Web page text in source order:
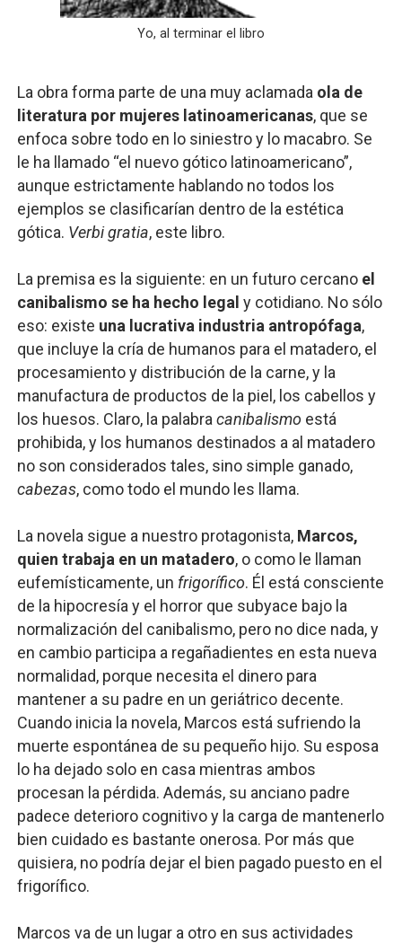
Yo, al terminar el libro
La obra forma parte de una muy aclamada ola de
literatura por mujeres latinoamericanas, que se
enfoca sobre todo en lo siniestro y lo macabro. Se
le ha llamado “el nuevo gótico latinoamericano”,
aunque estrictamente hablando no todos los
ejemplos se clasificarían dentro de la estética
gótica. Verbi gratia, este libro.
La premisa es la siguiente: en un futuro cercano el
canibalismo se ha hecho legal y cotidiano. No sólo
eso: existe una lucrativa industria antropófaga,
que incluye la cría de humanos para el matadero, el
procesamiento y distribución de la carne, y la
manufactura de productos de la piel, los cabellos y
los huesos. Claro, la palabra canibalismoestá
prohibida, y los humanos destinados a al matadero
no son considerados tales, sino simple ganado,
cabezas, como todo el mundo les llama.
La novela sigue a nuestro protagonista, Marcos,
quien trabaja en un matadero, o como le llaman
eufemísticamente, un frigorífico. Él está consciente
de la hipocresía y el horror que subyace bajo la
normalización del canibalismo, pero no dice nada, y
en cambio participa a regañadientes en esta nueva
normalidad, porque necesita el dinero para
mantener a su padre en un geriátrico decente.
Cuando inicia la novela, Marcos está sufriendo la
muerte espontánea de su pequeño hijo. Su esposa
lo ha dejado solo en casa mientras ambos
procesan la pérdida. Además, su anciano padre
padece deterioro cognitivo y la carga de mantenerlo
bien cuidado es bastante onerosa. Por más que
quisiera, no podría dejar el bien pagado puesto en el
frigorífico.
Marcos va de un lugar a otro en sus actividades